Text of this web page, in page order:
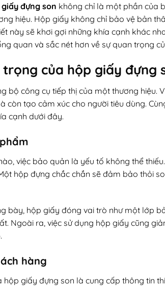
đựng son không chỉ là một phần của
hiệu. Hộp giấy không chỉ bảo vệ bản
này sẽ khơi gợi những khía cạnh khác
quan và sắc nét hơn về sự quan trọng
của hộp giấy đựng
bộ công cụ tiếp thị của một thương hiệu.
còn tạo cảm xúc cho người tiêu dùng.
cạnh dưới đây.
việc bảo quản là yếu tố không thể
hộp đựng chắc chắn sẽ đảm bảo thỏi
bày, hộp giấy đóng vai trò như một lớp
Ngoài ra, việc sử dụng hộp giấy cũng
hàng
giấy đựng son là cung cấp thông tin